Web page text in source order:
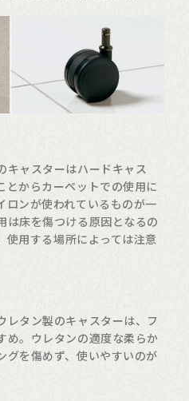
キャスターはハードキャス
とからカーペットでの使用に
ロンが使われているものが一
は床を傷つける原因となるの
使用する場所によっては注意
レタン製のキャスターは、フ
め。ウレタンの適度な柔らか
グを傷めず、使いやすいのが